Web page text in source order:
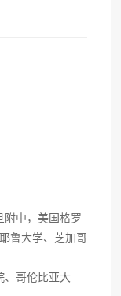
附中，美国格罗
鲁大学、芝加哥
、哥伦比亚大